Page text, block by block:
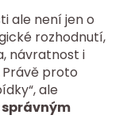
ale není jen o
rozhodnutí,
návratnost i
proto
ale